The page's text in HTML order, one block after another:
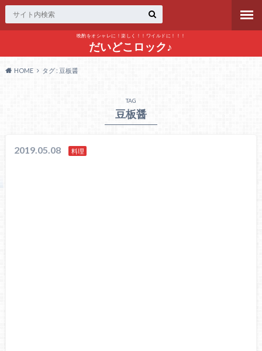
晩酌をオシャレに！楽しく！！ワイルドに！！！
だいどこロック♪
HOME タグ : 豆板醤
TAG
豆板醤
2019.05.08 料理